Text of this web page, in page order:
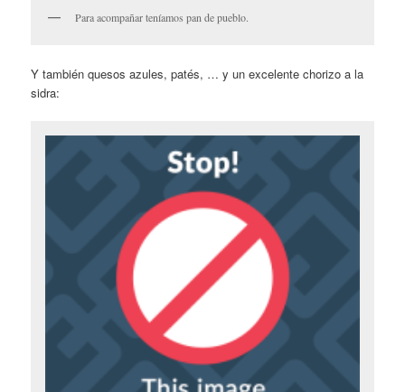
Para acompañar teníamos pan de pueblo.
Y también quesos azules, patés, … y un excelente chorizo a la
sidra: